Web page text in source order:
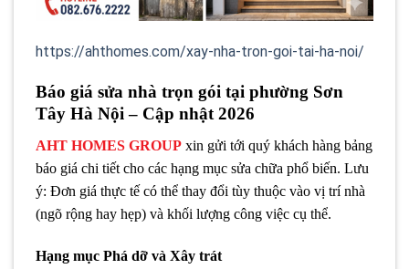
https://ahthomes.com/xay-nha-tron-goi-tai-ha-noi/
Báo giá sửa nhà trọn gói tại phường Sơn
Tây Hà Nội – Cập nhật 2026
AHT HOMES GROUP xin gửi tới quý khách hàng bảng
báo giá chi tiết cho các hạng mục sửa chữa phổ biến. Lưu
ý: Đơn giá thực tế có thể thay đổi tùy thuộc vào vị trí nhà
(ngõ rộng hay hẹp) và khối lượng công việc cụ thể.
Hạng mục Phá dỡ và Xây trát